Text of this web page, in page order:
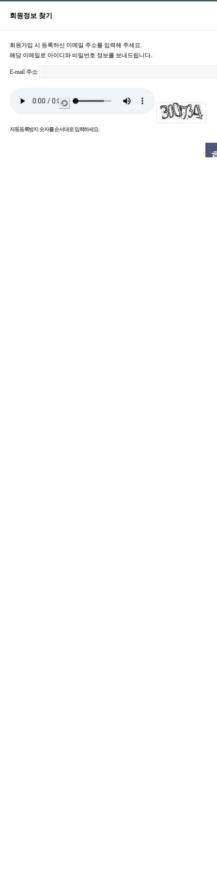
회원정보 찾기
회원가입 시 등록하신 이메일 주소를 입력해 주세요.
해당 이메일로 아이디와 비밀번호 정보를 보내드립니다.
E-mail 주소
새
로
침
자동등록방지 숫자를 순서대로 입력하세요.